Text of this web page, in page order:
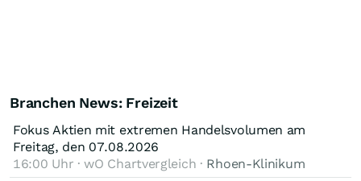
Branchen News: Freizeit
Fokus Aktien mit extremen Handelsvolumen am
Freitag, den 07.08.2026
16:00 Uhr · wO Chartvergleich · Rhoen-Klinikum